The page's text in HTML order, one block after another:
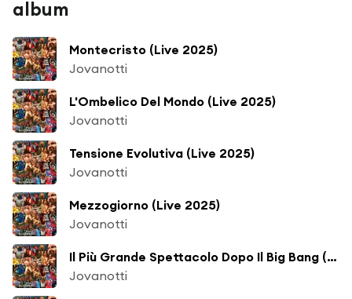
album
Montecristo (Live 2025)
Jovanotti
L'Ombelico Del Mondo (Live 2025)
Jovanotti
Tensione Evolutiva (Live 2025)
Jovanotti
Mezzogiorno (Live 2025)
Jovanotti
Il Più Grande Spettacolo Dopo Il Big Bang (Live 2025)
Jovanotti